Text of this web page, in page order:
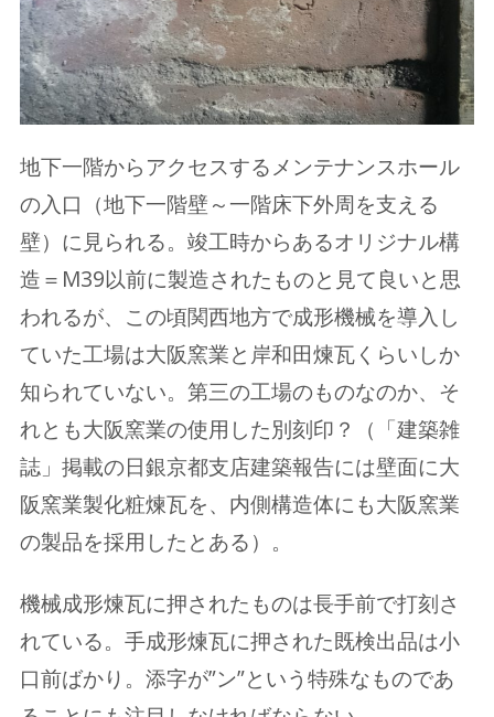
地下一階からアクセスするメンテナンスホール
の入口（地下一階壁～一階床下外周を支える
壁）に見られる。竣工時からあるオリジナル構
造＝M39以前に製造されたものと見て良いと思
われるが、この頃関西地方で成形機械を導入し
ていた工場は大阪窯業と岸和田煉瓦くらいしか
知られていない。第三の工場のものなのか、そ
れとも大阪窯業の使用した別刻印？（「建築雑
誌」掲載の日銀京都支店建築報告には壁面に大
阪窯業製化粧煉瓦を、内側構造体にも大阪窯業
の製品を採用したとある）。
機械成形煉瓦に押されたものは長手前で打刻さ
れている。手成形煉瓦に押された既検出品は小
口前ばかり。添字が”ン”という特殊なものであ